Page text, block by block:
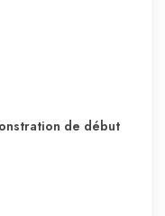
de début